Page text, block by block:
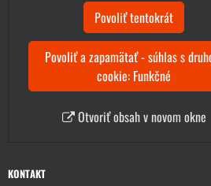
Povoliť tentokrát
Povoliť a zapamätať - súhlas s
cookie: Funkčné
Otvoriť obsah v novom okne
KONTAKT